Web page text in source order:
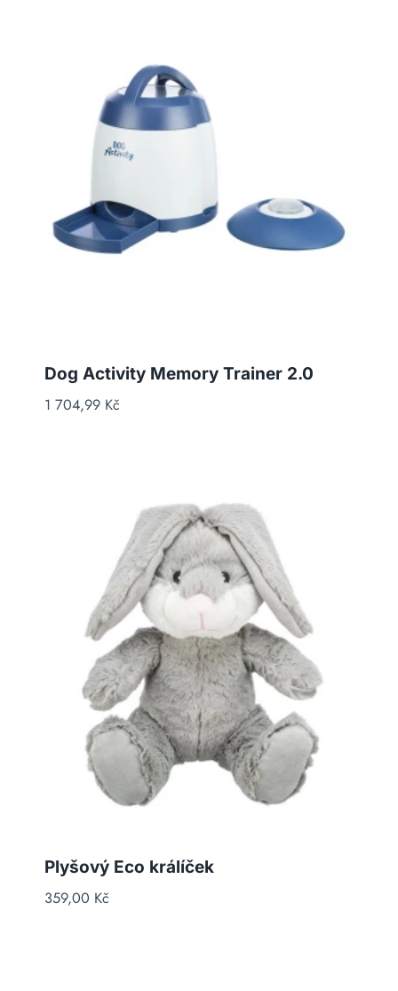
Dog Activity Memory Trainer 2.0
1 704,99 Kč
Plyšový Eco králíček
359,00 Kč